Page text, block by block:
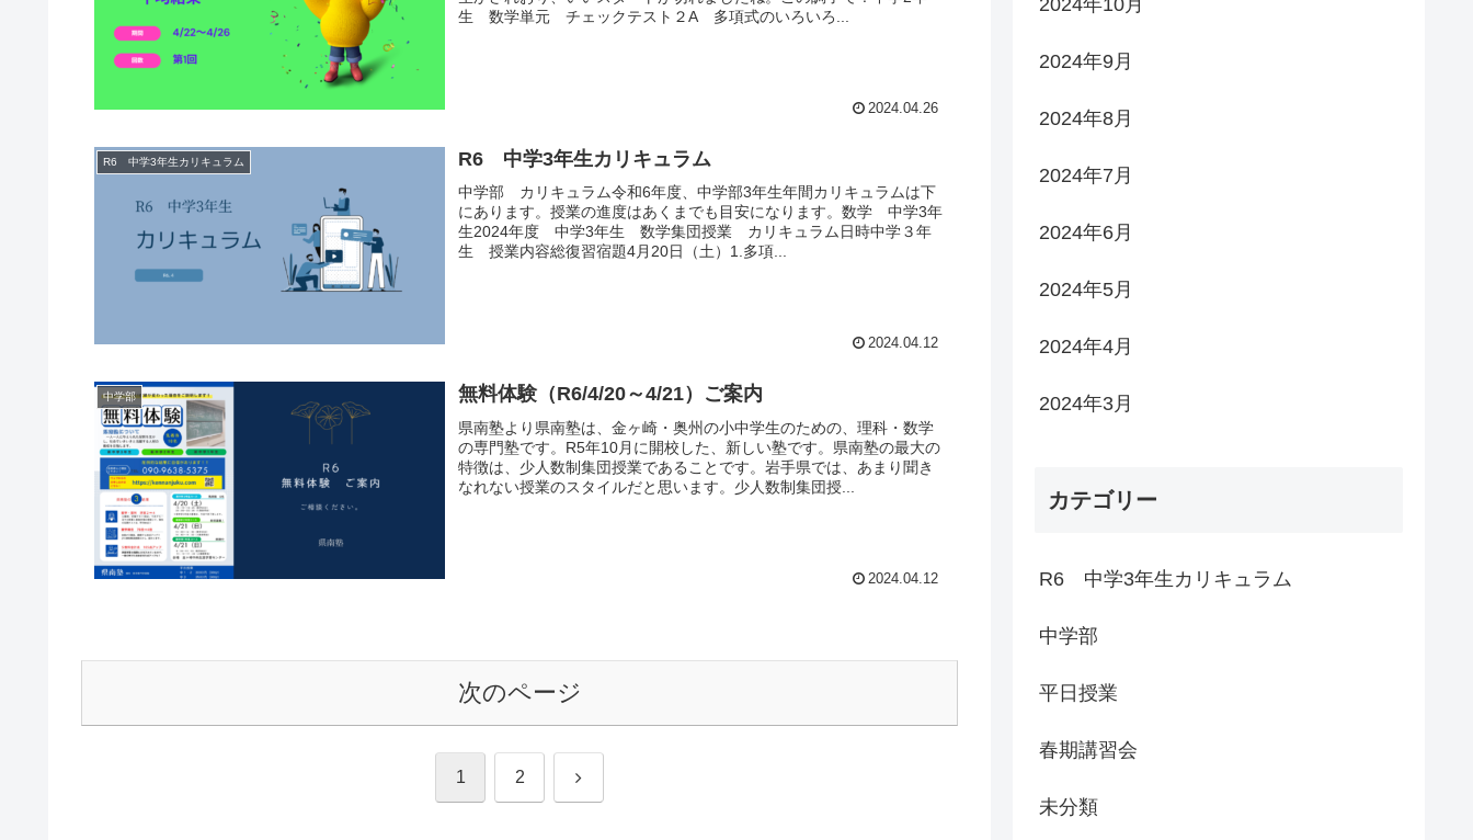
生 数学単元 チェックテスト２A 多項式のいろいろ...
2024.04.26
R6 中学3年生カリキュラム R6 中学3年生カリキュラム
中学部 カリキュラム令和6年度、中学部3年生年間カリキュラムは下
にあります。授業の進度はあくまでも目安になります。数学 中学3年
生2024年度 中学3年生 数学集団授業 カリキュラム日時中学３年
生 授業内容総復習宿題4月20日（土）1.多項...
2024.04.12
中学部 無料体験（R6/4/20～4/21）ご案内
県南塾より県南塾は、金ヶ崎・奥州の小中学生のための、理科・数学
の専門塾です。R5年10月に開校した、新しい塾です。県南塾の最大の
特徴は、少人数制集団授業であることです。岩手県では、あまり聞き
なれない授業のスタイルだと思います。少人数制集団授...
2024.04.12
次のページ
1 2 次
2024年9月
2024年8月
2024年7月
2024年6月
2024年5月
2024年4月
2024年3月
カテゴリー
R6 中学3年生カリキュラム
中学部
平日授業
春期講習会
未分類